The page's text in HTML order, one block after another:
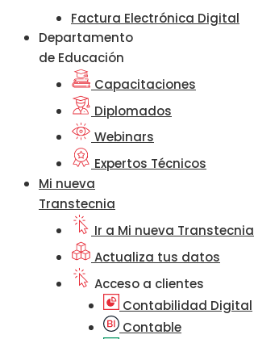
Factura Electrónica Digital
Departamento
de Educación
Capacitaciones
Diplomados
Webinars
Expertos Técnicos
Mi nueva
Transtecnia
Ir a Mi nueva Transtecnia
Actualiza tus datos
Acceso a clientes
Contabilidad Digital
Contable